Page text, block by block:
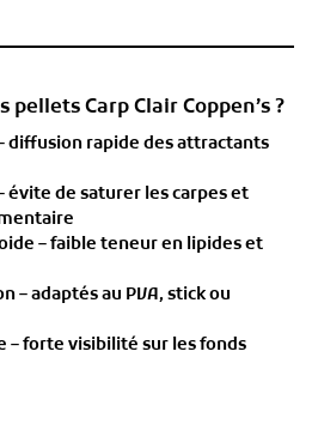
Carp Clair Coppen’s ?
diffusion rapide des attractants
évite de saturer les carpes et
– faible teneur en lipides et
– adaptés au PVA, stick ou
– forte visibilité sur les fonds